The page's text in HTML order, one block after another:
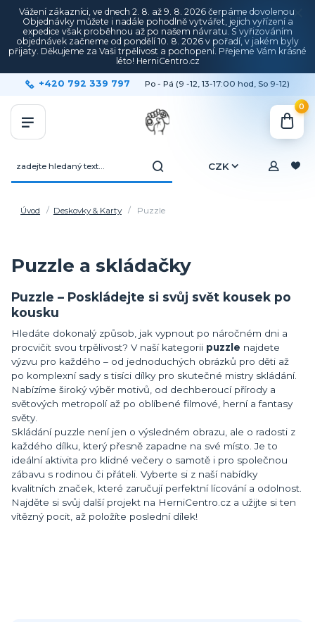
Vážení zákazníci, ve dnech 2. 8. až 9. 8. 2026 čerpáme dovolenou.
Objednávky můžete i nadále pohodlně vytvářet, jejich vyřízení a
expedice však proběhnou až po našem návratu. S vyřizováním
objednávek začneme od pondělí 10. 8. 2026 v pořadí, v jakém byly
přijaty. Děkujeme za Vaši trpělivost a pochopení. Přejeme Vám krásné
léto! HerniCentro.cz
CZK
+420 792 339 797 Po - Pá (9 -12, 13-17:00 hod, So 9-12)
0
Úvod Deskovky & Karty Puzzle
Puzzle a skládačky
Puzzle – Poskládejte si svůj svět kousek po
kousku
Hledáte dokonalý způsob, jak vypnout po náročném dni a
procvičit svou trpělivost? V naší kategorii puzzle najdete
výzvu pro každého – od jednoduchých obrázků pro děti až
po komplexní sady s tisíci dílky pro skutečné mistry skládání.
Nabízíme široký výběr motivů, od dechberoucí přírody a
světových metropolí až po oblíbené filmové, herní a fantasy
světy.
Skládání puzzle není jen o výsledném obrazu, ale o radosti z
každého dílku, který přesně zapadne na své místo. Je to
ideální aktivita pro klidné večery o samotě i pro společnou
zábavu s rodinou či přáteli. Vyberte si z naší nabídky
kvalitních značek, které zaručují perfektní lícování a odolnost.
Najděte si svůj další projekt na HerniCentro.cz a užijte si ten
vítězný pocit, až položíte poslední dílek!